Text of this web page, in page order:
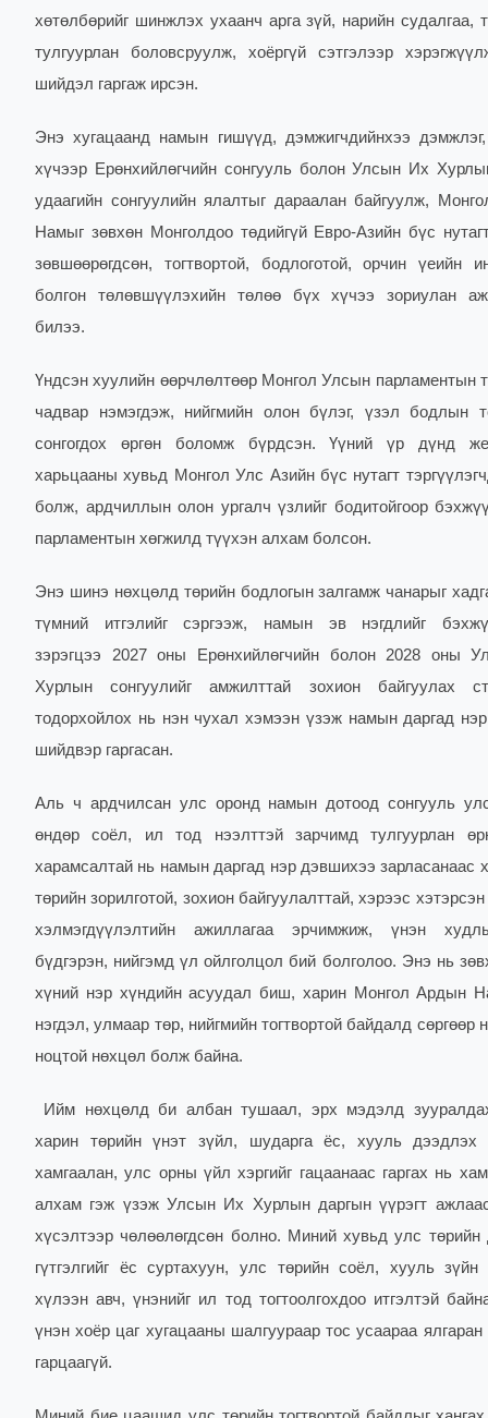
хөтөлбөрийг шинжлэх ухаанч арга зүй, нарийн судалгаа,
тулгуурлан боловсруулж, хоёргүй сэтгэлээр
шийдэл гаргаж ирсэн.
Энэ хугацаанд намын гишүүд, дэмжигчдийнхээ
хүчээр Ерөнхийлөгчийн сонгууль болон Улсын Их
удаагийн сонгуулийн ялалтыг дараалан байгуулж,
Намыг зөвхөн Монголдоо төдийгүй Евро-Азийн бүс
зөвшөөрөгдсөн, тогтвортой, бодлоготой, орчин үеийн
болгон төлөвшүүлэхийн төлөө бүх хүчээ зориулан
билээ.
Үндсэн хуулийн өөрчлөлтөөр Монгол Улсын парламентын
чадвар нэмэгдэж, нийгмийн олон бүлэг, үзэл бодлын
сонгогдох өргөн боломж бүрдсэн. Үүний үр дүнд
харьцааны хувьд Монгол Улс Азийн бүс нутагт
болж, ардчиллын олон ургалч үзлийг бодитойгоор
парламентын хөгжилд түүхэн алхам болсон.
Энэ шинэ нөхцөлд төрийн бодлогын залгамж чанарыг
түмний итгэлийг сэргээж, намын эв нэгдлийг
зэрэгцээ 2027 оны Ерөнхийлөгчийн болон 2028 оны
Хурлын сонгуулийг амжилттай зохион байгуулах
тодорхойлох нь нэн чухал хэмээн үзэж намын даргад
шийдвэр гаргасан.
Аль ч ардчилсан улс оронд намын дотоод сонгууль
өндөр соёл, ил тод нээлттэй зарчимд тулгуурлан
харамсалтай нь намын даргад нэр дэвшихээ зарласанаас
төрийн зорилготой, зохион байгуулалттай, хэрээс хэтэрсэн
хэлмэгдүүлэлтийн ажиллагаа эрчимжиж, үнэн
бүдгэрэн, нийгэмд үл ойлголцол бий болголоо. Энэ нь
хүний нэр хүндийн асуудал биш, харин Монгол Ардын
нэгдэл, улмаар төр, нийгмийн тогтвортой байдалд сөргөөр
ноцтой нөхцөл болж байна.
Ийм нөхцөлд би албан тушаал, эрх мэдэлд
харин төрийн үнэт зүйл, шударга ёс, хууль дээдлэх
хамгаалан, улс орны үйл хэргийг гацаанаас гаргах нь
алхам гэж үзэж Улсын Их Хурлын даргын үүрэгт
хүсэлтээр чөлөөлөгдсөн болно. Миний хувьд улс төрийн
гүтгэлгийг ёс суртахуун, улс төрийн соёл, хууль зүйн
хүлээн авч, үнэнийг ил тод тогтоолгохдоо итгэлтэй
үнэн хоёр цаг хугацааны шалгуураар тос усаараа ялгаран
гарцаагүй.